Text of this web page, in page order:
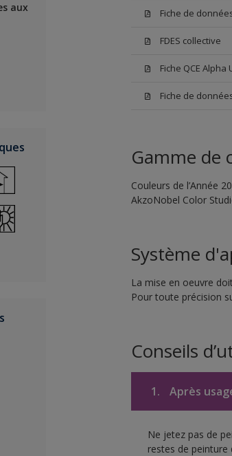
aux
Fiche de
FDES collective
Fiche QCE
Fiche de
Gamme de
Couleurs de l’Année
AkzoNobel Color
Système
La mise en oeuvre
Pour toute précision
Conseils
1. Après
Ne jetez pas de
restes de